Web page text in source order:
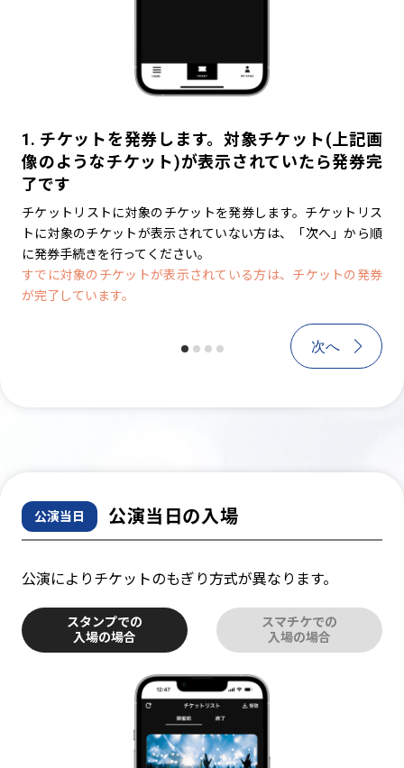
1. チケットを発券します。対象チケット(上記画
像のようなチケット)が表示されていたら発券完
了です
チケットリストに対象のチケットを発券します。チケットリス
トに対象のチケットが表示されていない方は、「次へ」から順
に発券手続きを行ってください。
すでに対象のチケットが表示されている方は、チケットの発券
が完了しています。
1. チケットを発券します。対象チ
像のようなチケット)が表示される
チケットリストに対象のチケットを発券しま
から順に発券手続きを行ってください。
公演当日 公演当日の入場
公演によりチケットのもぎり方式が異なります。
スタンプでの
入場の場合
スマチケでの
入場の場合